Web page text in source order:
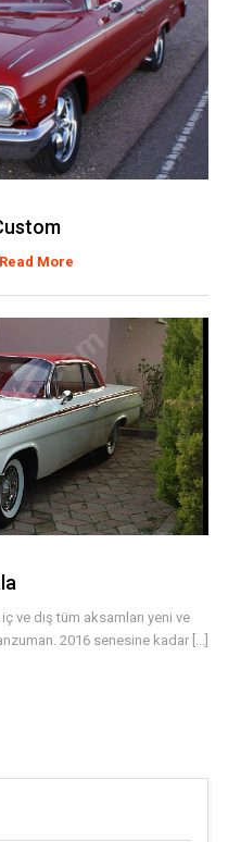
Read More
ve dış tüm aksamları yeni ve
2016 senesine kadar [...]